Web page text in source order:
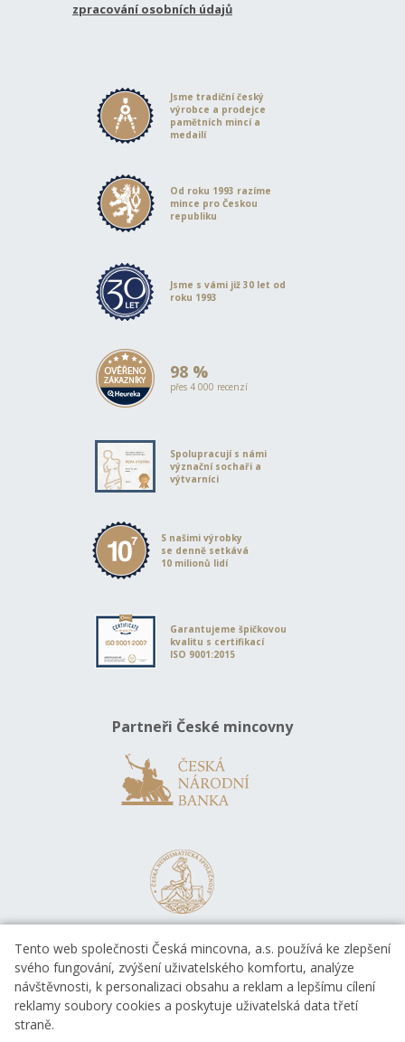
zpracování osobních údajů
Jsme tradiční český
výrobce a prodejce
pamětních mincí a
medailí
Od roku 1993 razíme
mince pro Českou
republiku
Jsme s vámi již 30 let od
roku 1993
98 %
přes 4 000 recenzí
Spolupracují s námi
význační sochaři a
výtvarníci
S našimi výrobky
se denně setkává
10 milionů lidí
Garantujeme špičkovou
kvalitu s certifikací
ISO 9001:2015
Partneři České mincovny
Tento web společnosti Česká mincovna, a.s. používá ke zlepšení
svého fungování, zvýšení uživatelského komfortu, analýze
návštěvnosti, k personalizaci obsahu a reklam a lepšímu cílení
reklamy soubory cookies a poskytuje uživatelská data třetí
straně.